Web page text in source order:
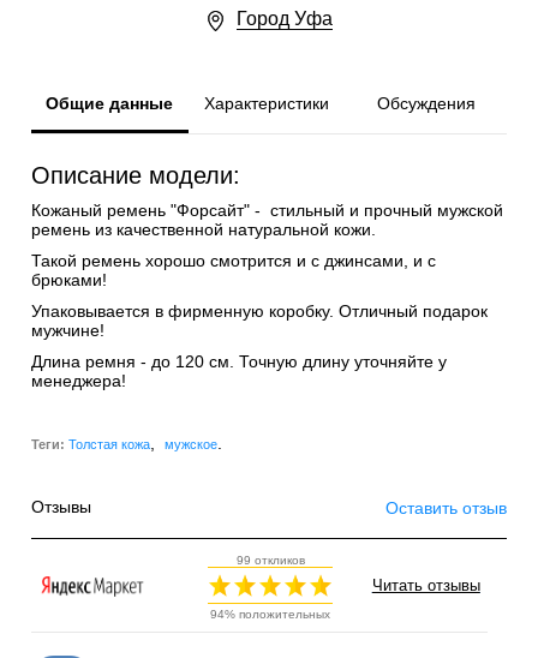
Город Уфа
Общие данные Характеристики Обсуждения
Описание модели:
Кожаный ремень "Форсайт" - стильный и прочный мужской
ремень из качественной натуральной кожи.
Такой ремень хорошо смотрится и с джинсами, и с
брюками!
Упаковывается в фирменную коробку. Отличный подарок
мужчине!
Длина ремня - до 120 см. Точную длину уточняйте у
менеджера!
Теги: Толстая кожа, мужское.
Отзывы Оставить отзыв
99 откликов
94% положительных
Читать отзывы